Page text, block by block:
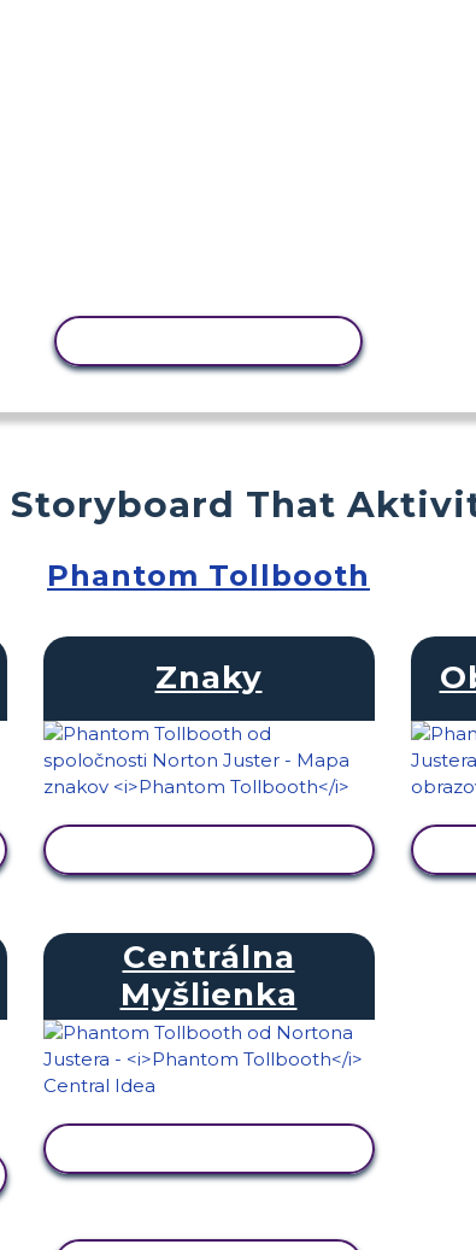
Storyboard That
Phantom Tollbooth
Znaky
Centrálna
Myšlienka